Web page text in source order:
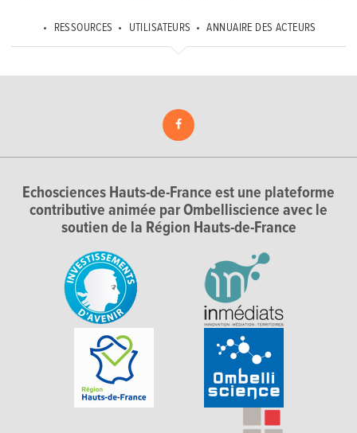
RESSOURCES UTILISATEURS ANNUAIRE DES ACTEURS
Echosciences Hauts-de-France est une plateforme
contributive animée par Ombelliscience avec le
soutien de la Région Hauts-de-France